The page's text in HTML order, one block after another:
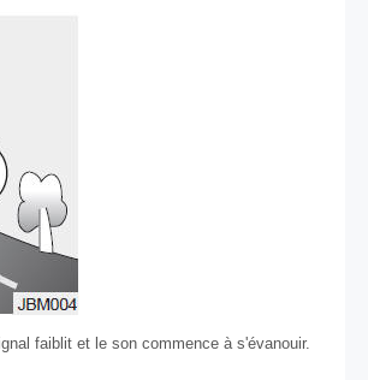
faiblit et le son commence à s'évanouir.